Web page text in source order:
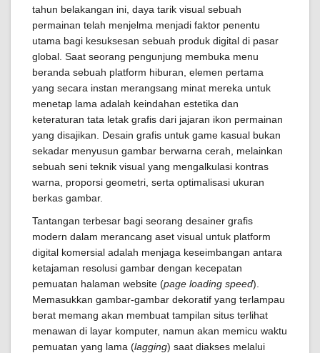
tahun belakangan ini, daya tarik visual sebuah
permainan telah menjelma menjadi faktor penentu
utama bagi kesuksesan sebuah produk digital di pasar
global. Saat seorang pengunjung membuka menu
beranda sebuah platform hiburan, elemen pertama
yang secara instan merangsang minat mereka untuk
menetap lama adalah keindahan estetika dan
keteraturan tata letak grafis dari jajaran ikon permainan
yang disajikan. Desain grafis untuk game kasual bukan
sekadar menyusun gambar berwarna cerah, melainkan
sebuah seni teknik visual yang mengalkulasi kontras
warna, proporsi geometri, serta optimalisasi ukuran
berkas gambar.
Tantangan terbesar bagi seorang desainer grafis
modern dalam merancang aset visual untuk platform
digital komersial adalah menjaga keseimbangan antara
ketajaman resolusi gambar dengan kecepatan
pemuatan halaman website (page loading speed).
Memasukkan gambar-gambar dekoratif yang terlampau
berat memang akan membuat tampilan situs terlihat
menawan di layar komputer, namun akan memicu waktu
pemuatan yang lama (lagging) saat diakses melalui